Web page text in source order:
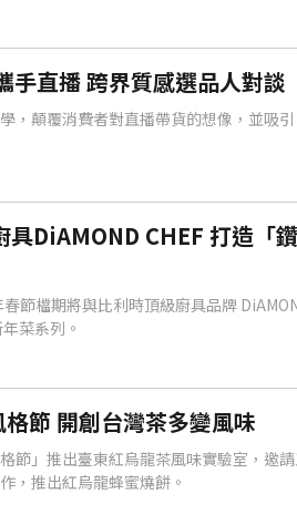
手直播 跨界質感選品人對談
，顛覆消費者對直播帶貨的想像，並吸
具DiAMOND CHEF 打造「
節檔期將與比利時頂級廚具品牌
菜系列。
節 開創台灣茶多變風味
節」推出臺東紅烏龍茶風味實驗室，邀
，推出紅烏龍蜂蜜燒餅。